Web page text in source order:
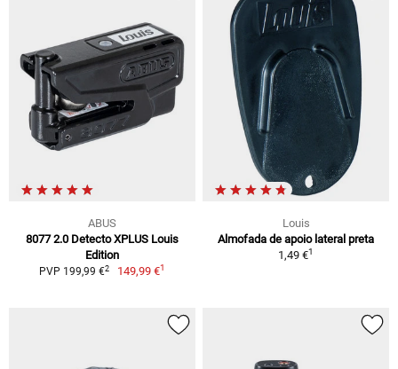
ABUS
8077 2.0 Detecto XPLUS Louis
Edition
PVP 199,99 €2 149,99 €1
Louis
Almofada de apoio lateral preta
1,49 €1